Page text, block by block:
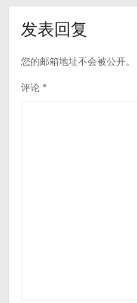
发表回复
您的邮箱地址不会被公开。
评论 *